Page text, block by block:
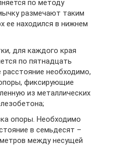
по методу
размечают таким
ее находился в нижнем
для каждого края
по пятнадцать
необходимо,
фиксирующие
из металлических
опоры. Необходимо
в семьдесят –
между несущей